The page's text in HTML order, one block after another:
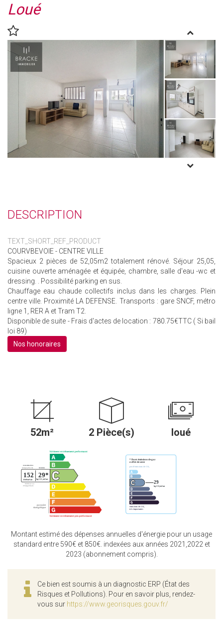
Loué
DESCRIPTION
TEXT_SHORT_REF_PRODUCT
COURVBEVOIE - CENTRE VILLE
Spacieux 2 pièces de 52,05m2 totalement rénové. Séjour 25,05,
cuisine ouverte aménagée et équipée, chambre, salle d'eau -wc et
dressing. . Possibilité parking en sus.
Chauffage eau chaude collectifs inclus dans les charges. Plein
centre ville. Proximité LA DEFENSE. Transports : gare SNCF, métro
ligne 1, RER A et Tram T2.
Disponible de suite - Frais d'actes de location : 780.75€TTC ( Si bail
loi 89)
Nos honoraires
52m² 2 Pièce(s) loué
Montant estimé des dépenses annuelles d'énergie pour un usage
standard entre 590€ et 850€. indexées aux années 2021,2022 et
2023 (abonnement compris).
Ce bien est soumis à un diagnostic ERP (État des
Risques et Pollutions). Pour en savoir plus, rendez-
vous sur https://www.georisques.gouv.fr/